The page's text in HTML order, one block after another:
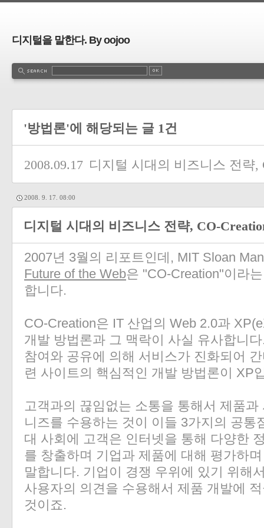
디지털을 말한다. By oojoo
'방법론'에 해당되는 글 1건
2008.09.17 디지털 시대의 비즈니스 전략,
2008. 9. 17. 08:00
디지털 시대의 비즈니스 전략, CO-
2007년 3월의 리포트인데, MIT Sloan
Future of the Web은 "CO-Creation"이라
합니다.
CO-Creation은 IT 산업의 Web 2.0과
개발 방법론과 그 맥락이 사실 유사합니
참여와 공유에 의해 서비스가 진화되어
련 사이트의 핵심적인 개발 방법론이 XP
고객과의 끊임없는 소통을 통해서 제품
니즈를 수용하는 것이 이들 3가지의 공통
대 사회에 고객은 인터넷을 통해 다양한
를 창출하며 기업과 제품에 대해 평가하
말합니다. 기업이 경쟁 우위에 있기 위해
사용자의 의견을 수용해서 제품 개발에
것이죠.